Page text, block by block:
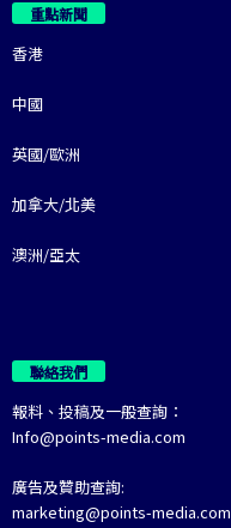
重點新聞
香港
中國
英國/歐洲
加拿大/北美
澳洲/亞太
聯絡我們
報料、投稿及一般查詢：
Info@points-media.com
廣告及贊助查詢:
marketing@points-media.com